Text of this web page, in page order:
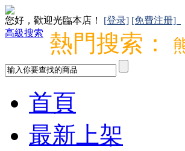
您好，歡迎光臨本店！ [登录] [免費注册]
高級搜索
熱門搜索：
首頁
最新上架